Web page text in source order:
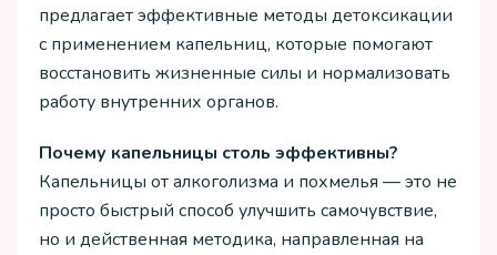
предлагает эффективные методы детоксикации
с применением капельниц, которые помогают
восстановить жизненные силы и нормализовать
работу внутренних органов.
Почему капельницы столь эффективны?
Капельницы от алкоголизма и похмелья — это не
просто быстрый способ улучшить самочувствие,
но и действенная методика, направленная на